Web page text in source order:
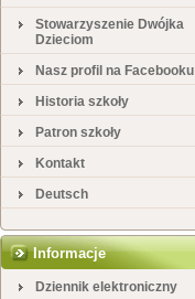
Stowarzyszenie Dwójka
Dzieciom
Nasz profil na Facebooku
Historia szkoły
Patron szkoły
Kontakt
Deutsch
Informacje
Dziennik elektroniczny